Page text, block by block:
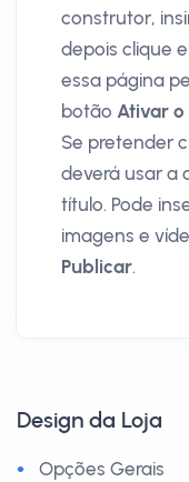
construtor,
depois clique
essa página
botão Ativar
Se pretender
deverá usar a
título. Pode
imagens e
Publicar.
Design da Loja
Opções Gerais